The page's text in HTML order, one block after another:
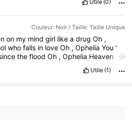
Utile (0)
Couleur: Noir / Taille: Taille Unique
on my mindgirl likeadrugOh ,
whofalls in loveOh ,OpheliaYou '
thefloodOh ,Ophelia Heaven
foolwho falls in
Utile (1)